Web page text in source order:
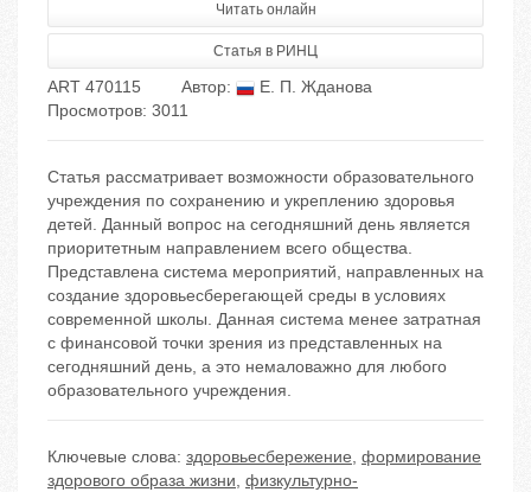
Читать онлайн
Статья в РИНЦ
ART 470115 Автор:
Е. П. Жданова
Просмотров: 3011
Статья рассматривает возможности образовательного
учреждения по сохранению и укреплению здоровья
детей. Данный вопрос на сегодняшний день является
приоритетным направлением всего общества.
Представлена система мероприятий, направленных на
создание здоровьесберегающей среды в условиях
современной школы. Данная система менее затратная
с финансовой точки зрения из представленных на
сегодняшний день, а это немаловажно для любого
образовательного учреждения.
Ключевые слова: здоровьесбережение, формирование
здорового образа жизни, физкультурно-